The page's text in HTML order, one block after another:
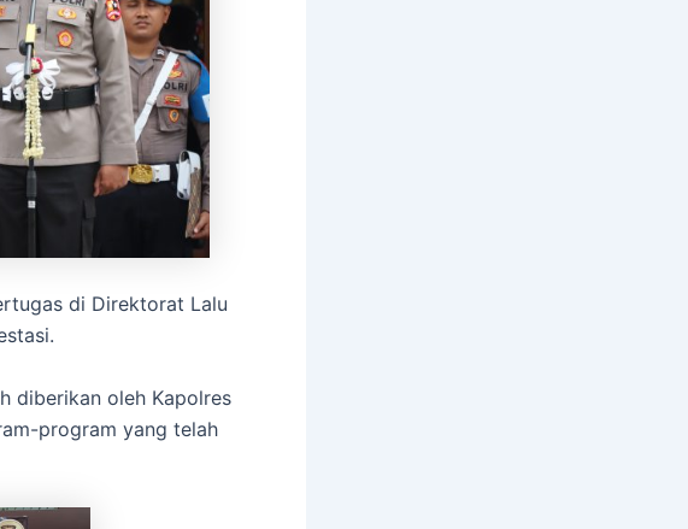
di Direktorat Lalu
diberikan oleh Kapolres
program yang telah